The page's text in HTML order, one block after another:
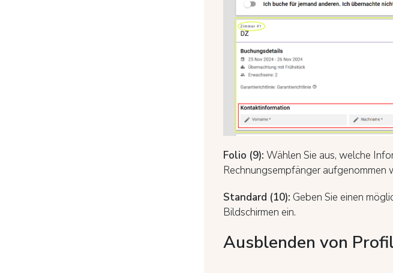
Folio (9): Wählen Sie aus, welche
Rechnungsempfänger aufgenommen
Standard (10): Geben Sie einen
Bildschirmen ein.
Ausblenden von